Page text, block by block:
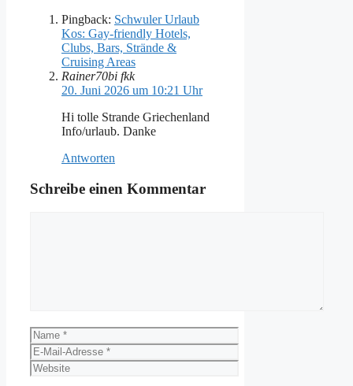
Pingback: Schwuler Urlaub
Kos: Gay-friendly Hotels,
Clubs, Bars, Strände &
Cruising Areas
Rainer70bi fkk
20. Juni 2026 um 10:21 Uhr
Hi tolle Strande Griechenland
Info/urlaub. Danke
Antworten
Schreibe einen Kommentar
Name
E-
Mail-
Adresse
Website